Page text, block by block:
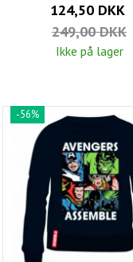
124,50 DKK
249,00 DKK
Ikke på lager
-56%